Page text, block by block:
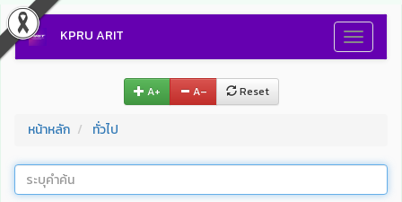
Toggle
KPRU ARIT
A+ A– Reset
หน้าหลัก ทั่วไป